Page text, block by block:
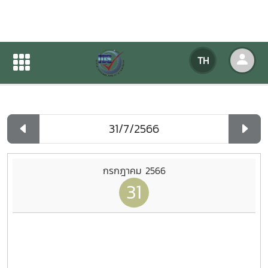
TH
ปฏิทินกิจกรรมของหน่วยงาน
ปฏิทินกิจกรรมของหน่วยงาน
กรกฎาคม 2566
31